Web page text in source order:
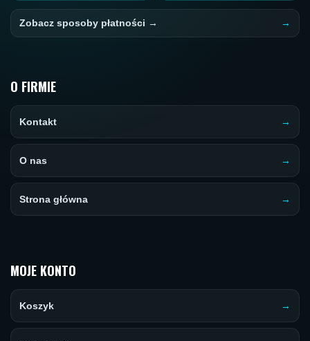
Zobacz sposoby płatności →
O FIRMIE
Kontakt
O nas
Strona główna
MOJE KONTO
Koszyk